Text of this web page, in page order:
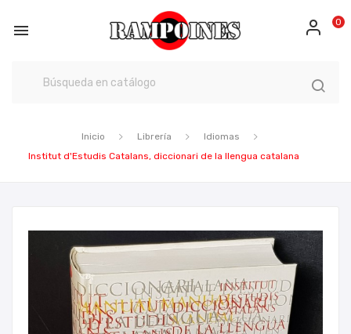
 0
Inicio Librería
Idiomas
Institut d'Estudis Catalans, diccionari de la llengua catalana